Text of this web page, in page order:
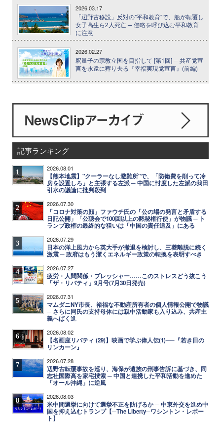
2026.03.17
「辺野古移設」反対の"平和教育"で、船が転覆し
女子高生ら2人死亡 ─ 侵略を呼び込む平和教育
に注意
2026.02.27
釈量子の宗教立国を目指して [第1回] ─ 共産党宣
言を永遠に葬り去る『幸福実現党宣言』(前編)
記事ランキング
1 2026.08.01
【熊本地震】"クーラーなし避難所"で、「防衛費を削って冷
房を設置しろ」と主張する左派 ─ 中国に忖度した左派の我田
引水の議論に批判殺到
2 2026.07.30
「コロナ対策の顔」ファウチ氏の「公の場の発言と矛盾する
日記公開」「公聴会で100回以上の黙秘権行使」が物議 ─ ト
ランプ政権の最終的な狙いは「中国の責任追及」にある
3 2026.07.29
日本の洋上風力から英大手が撤退を検討し、三菱離脱に続く
激震 ─ 政府はもう潔くエネルギー政策の転換を表明すべき
4 2026.07.27
疲労・人間関係・プレッシャー……このストレスどう抜こう
「ザ・リバティ」9月号(7月30日発売)
5 2026.07.31
マムダニNY市長、裕福な不動産所有者の個人情報公開で物議
─ さらに同氏の支持母体には親中活動家も入り込み、共産主
義へばく進
6 2026.08.02
【名画座リバティ (29)】映画で学ぶ偉人伝(1)──『若き日の
リンカーン』
7 2026.07.28
辺野古転覆事故を巡り、海保が遺族の刑事告訴に基づき、同
志社国際高を家宅捜索 ─ 中国と連携した平和活動を進めた
「オール沖縄」に逆風
8 2026.08.03
米中間選挙に向けて選挙不正を防げるか ─ 中東外交を進め中
国を抑え込むトランプ【─The Liberty─ワシントン・レポー
ト】